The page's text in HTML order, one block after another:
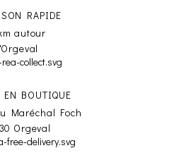
RAPIDE
autour
EN BOUTIQUE
Maréchal Foch
Orgeval